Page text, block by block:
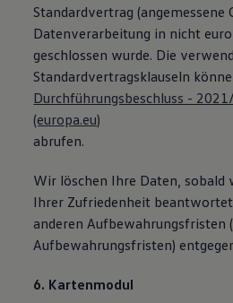
Standardvertrag (angemessene
Datenverarbeitung in nicht
geschlossen wurde. Die
Standardvertragsklauseln
Durchführungsbeschluss -
(europa.eu)
abrufen.
Wir löschen Ihre Daten, sobald
Ihrer Zufriedenheit
anderen Aufbewahrungsfristen
Aufbewahrungsfristen)
6. Kartenmodul